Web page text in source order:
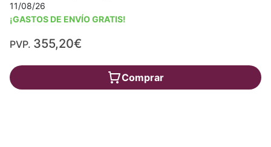
11/08/26
¡GASTOS DE ENVÍO GRATIS!
PVP. 355,20€
Comprar